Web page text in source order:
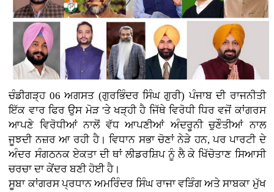
ਚੰਡੀਗੜ੍ਹ 06 ਅਗਸਤ (ਗੁਰਭਿੰਦਰ ਸਿੰਘ ਗੁਰੀ)ਪੰਜਾਬ ਦੀ ਰਾਜਨੀਤੀ
ਇੱਕ ਵਾਰ ਫਿਰ ਉਸ ਮੋੜ 'ਤੇ ਖੜ੍ਹੀ ਹੈ ਜਿੱਥੇ ਵਿਰੋਧੀ ਧਿਰ ਵਜੋਂ ਕਾਂਗਰਸ
ਆਪਣੇ ਵਿਰੋਧੀਆਂ ਨਾਲੋਂ ਵੱਧ ਆਪਣੀਆਂ ਅੰਦਰੂਨੀ ਚੁਣੌਤੀਆਂ ਨਾਲ
ਜੂਝਦੀ ਨਜ਼ਰ ਆ ਰਹੀ ਹੈ। ਵਿਧਾਨ ਸਭਾ ਚੋਣਾਂ ਨੇੜੇ ਹਨ, ਪਰ ਪਾਰਟੀ ਦੇ
ਅੰਦਰ ਸੰਗਠਨਕ ਏਕਤਾ ਦੀ ਥਾਂ ਲੀਡਰਸ਼ਿਪ ਨੂੰ ਲੈ ਕੇ ਖਿੱਚੋਤਾਣ ਸਿਆਸੀ
ਚਰਚਾ ਦਾ ਕੇਂਦਰ ਬਣੀ ਹੋਈ ਹੈ।
ਸੂਬਾ ਕਾਂਗਰਸ ਪ੍ਰਧਾਨ ਅਮਰਿੰਦਰ ਸਿੰਘ ਰਾਜਾ ਵੜਿੰਗ ਅਤੇ ਸਾਬਕਾ ਮੁੱਖ